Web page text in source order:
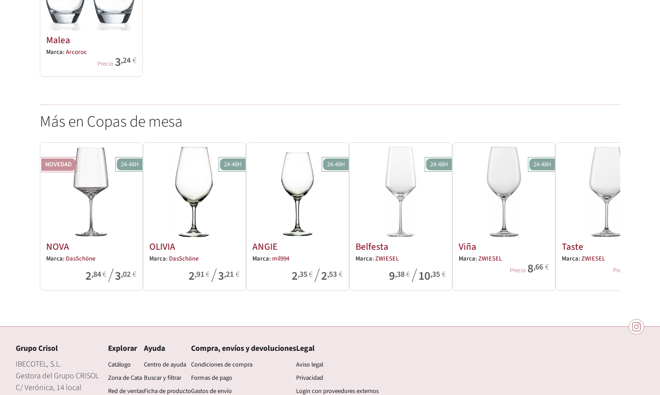
Malea
Marca:Arcoroc
Precio 3,24€
Más en Copas de mesa
NOVEDAD 24-48H
NOVA
Marca: DasSchöne
2,84€/3,02€
24-48H
OLIVIA
Marca: DasSchöne
2,91€/3,21€
24-48H
ANGIE
Marca: mil994
2,35€/2,53€
24-48H
Belfesta
Marca:ZWIESEL
9,38€/10,35€
24-48H
Viña
Marca:ZWIESEL
Precio 8,66€
Taste
Marca:ZWIESEL
Precio
Grupo Crisol
IBECOTEL, S.L.
Gestora del Grupo CRISOL
C/ Verónica, 14 local
Explorar
Catálogo
Zona de Cata
Red de ventas
Ayuda
Centro de ayuda
Buscar y filtrar
Ficha de producto
Compra, envíos y devoluciones
Condiciones de compra
Formas de pago
Gastos de envío
Legal
Aviso legal
Privacidad
Login con proveedores externos